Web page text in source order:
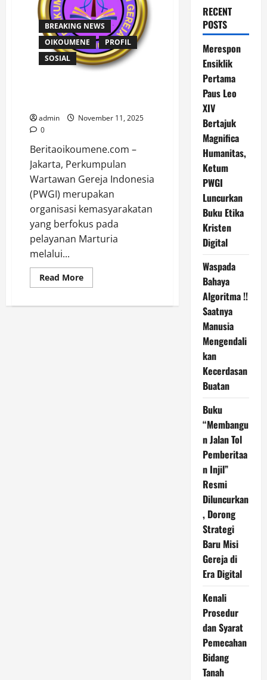
BREAKING NEWS
OIKOUMENE
PROFIL
SOSIAL
admin
November 11, 2025
0
Beritaoikoumene.com –
Jakarta, Perkumpulan
Wartawan Gereja Indonesia
(PWGI) merupakan
organisasi kemasyarakatan
yang berfokus pada
pelayanan Marturia
melalui...
Read MoreRead
more
WARTAWAN
RECENT
POSTS
Merespon
Ensiklik
Pertama
Paus Leo
XIV
Bertajuk
Magnifica
Humanitas,
Ketum
PWGI
Luncurkan
Buku Etika
Kristen
Digital
Waspada
Bahaya
Algoritma !!
Saatnya
Manusia
Mengendali
kan
Kecerdasan
Buatan
Buku
“Membangu
n Jalan Tol
Pemberitaa
n Injil”
Resmi
Diluncurkan
, Dorong
Strategi
Baru Misi
Gereja di
Era Digital
Kenali
Prosedur
dan Syarat
Pemecahan
Bidang
Tanah